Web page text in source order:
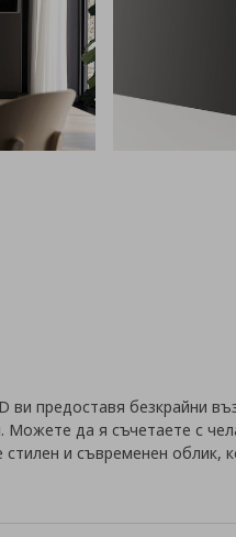
ви предоставя безкрайни
Можете да я съчетаете с
стилен и съвременен облик,